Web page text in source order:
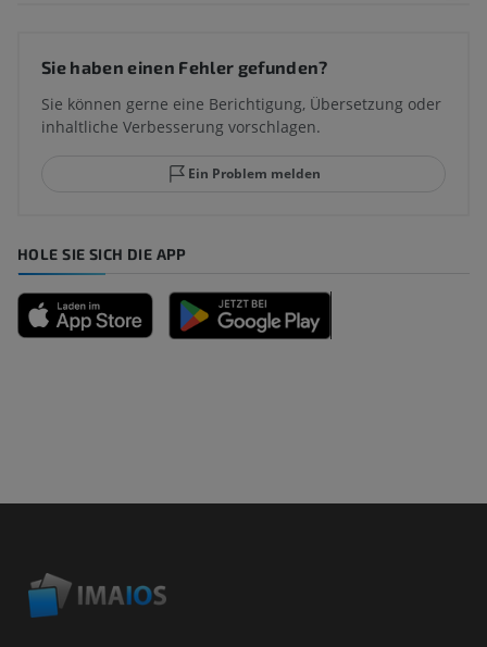
Sie haben einen Fehler gefunden?
Sie können gerne eine Berichtigung, Übersetzung oder
inhaltliche Verbesserung vorschlagen.
Ein Problem melden
HOLE SIE SICH DIE APP